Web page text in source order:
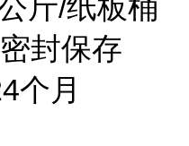
斤/纸板桶
封保存
个月